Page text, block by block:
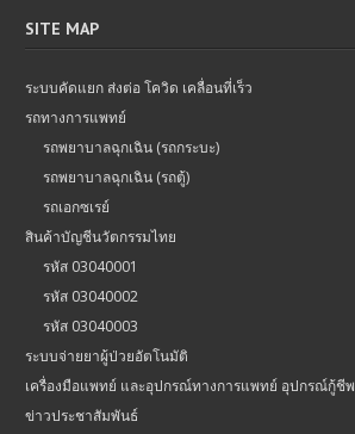
SITE MAP
ระบบคัดแยก ส่งต่อ โควิด เคลื่อนที่เร็ว
รถทางการแพทย์
รถพยาบาลฉุกเฉิน (รถกระบะ)
รถพยาบาลฉุกเฉิน (รถตู้)
รถเอกซเรย์
สินค้าบัญชีนวัตกรรมไทย
รหัส 03040001
รหัส 03040002
รหัส 03040003
ระบบจ่ายยาผู้ป่วยอัตโนมัติ
เครื่องมือแพทย์ และอุปกรณ์ทางการแพทย์ อุปกรณ์กู้ชีพ
ข่าวประชาสัมพันธ์